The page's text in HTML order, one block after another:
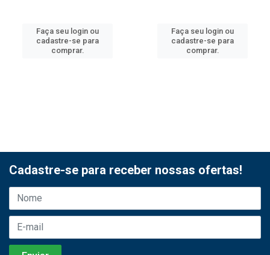
Faça seu login ou
cadastre-se para
comprar.
Faça seu login ou
cadastre-se para
comprar.
Cadastre-se para receber nossas ofertas!